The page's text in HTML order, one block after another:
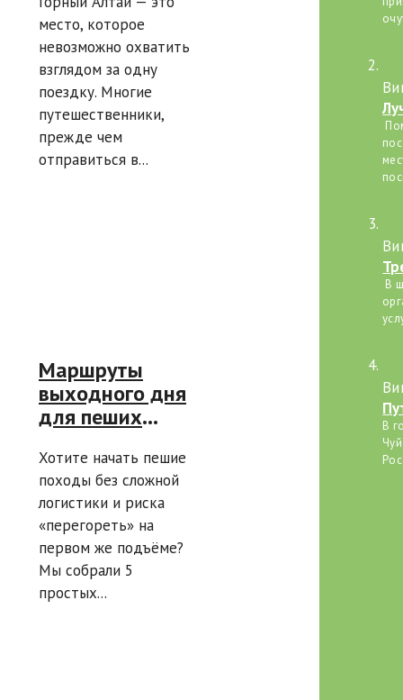
место, которое
невозможно охватить
взглядом за одну
поездку. Многие
путешественники,
прежде чем
отправиться в...
Маршруты
выходного дня
для пеших
простых треков
от турбаз для
новичков
Хотите начать пешие
походы без сложной
логистики и риска
«перегореть» на
первом же подъёме?
Мы собрали 5
простых...
В
В